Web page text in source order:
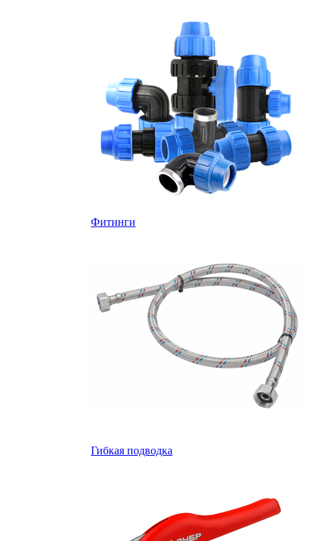
Фитинги
Гибкая подводка